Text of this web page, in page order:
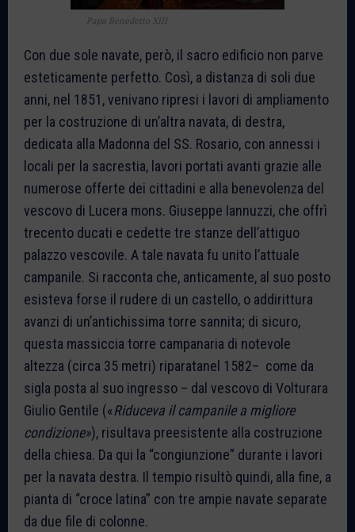
Papa Benedetto XIII
Con due sole navate, però, il sacro edificio non parve
esteticamente perfetto. Così, a distanza di soli due
anni, nel 1851, venivano ripresi i lavori di ampliamento
per la costruzione di un’altra navata, di destra,
dedicata alla Madonna del SS. Rosario, con annessi i
locali per la sacrestia, lavori portati avanti grazie alle
numerose offerte dei cittadini e alla benevolenza del
vescovo di Lucera mons. Giuseppe Iannuzzi, che offrì
trecento ducati e cedette tre stanze dell’attiguo
palazzo vescovile. A tale navata fu unito l’attuale
campanile. Si racconta che, anticamente, al suo posto
esisteva forse il rudere di un castello, o addirittura
avanzi di un’antichissima torre sannita; di sicuro,
questa massiccia torre campanaria di notevole
altezza (circa 35 metri) riparatanel 1582– come da
sigla posta al suo ingresso – dal vescovo di Volturara
Giulio Gentile («Riduceva il campanile a migliore
condizione»), risultava preesistente alla costruzione
della chiesa. Da qui la “congiunzione” durante i lavori
per la navata destra. Il tempio risultò quindi, alla fine, a
pianta di “croce latina” con tre ampie navate separate
da due file di colonne.